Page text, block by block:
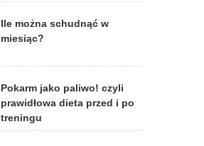
Ile można schudnąć w
miesiąc?
Pokarm jako paliwo! czyli
prawidłowa dieta przed i po
treningu